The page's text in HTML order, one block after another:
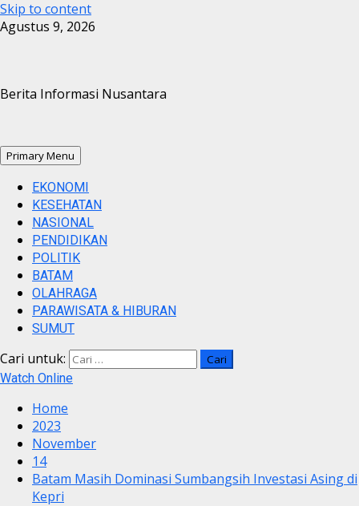
Skip to content
Agustus 9, 2026
Berita Informasi Nusantara
Primary Menu
EKONOMI
KESEHATAN
NASIONAL
PENDIDIKAN
POLITIK
BATAM
OLAHRAGA
PARAWISATA & HIBURAN
SUMUT
Cari untuk:
Watch Online
Home
2023
November
14
Batam Masih Dominasi Sumbangsih Investasi Asing di
Kepri